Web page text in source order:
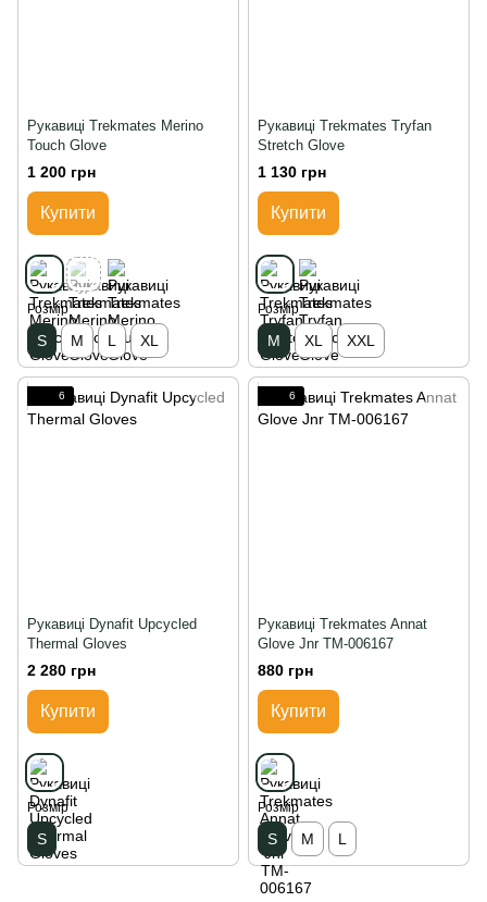
Рукавиці Trekmates Merino
Touch Glove
1 200 грн
Купити
Розмір
S M L XL
Рукавиці Trekmates Tryfan
Stretch Glove
1 130 грн
Купити
Розмір
M XL XXL
6
Рукавиці Dynafit Upcycled
Thermal Gloves
2 280 грн
Купити
Розмір
S
6
Рукавиці Trekmates Annat
Glove Jnr TM-006167
880 грн
Купити
Розмір
S M L